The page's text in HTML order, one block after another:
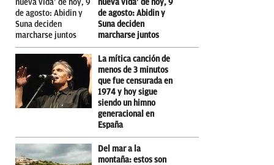
nueva vida’ de hoy, 9
de agosto: Abidin y
Suna deciden
marcharse juntos
La mítica canción de
menos de 3 minutos
que fue censurada en
1974 y hoy sigue
siendo un himno
generacional en
España
Del mar a la
montaña: estos son